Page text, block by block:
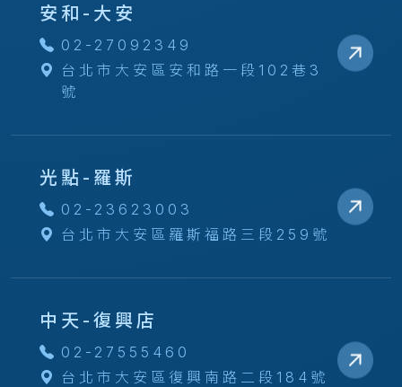
安和-大安
02-27092349
台北市大安區安和路一段102巷3
號
光點-羅斯
02-23623003
台北市大安區羅斯福路三段259號
中天-復興店
02-27555460
台北市大安區復興南路二段184號